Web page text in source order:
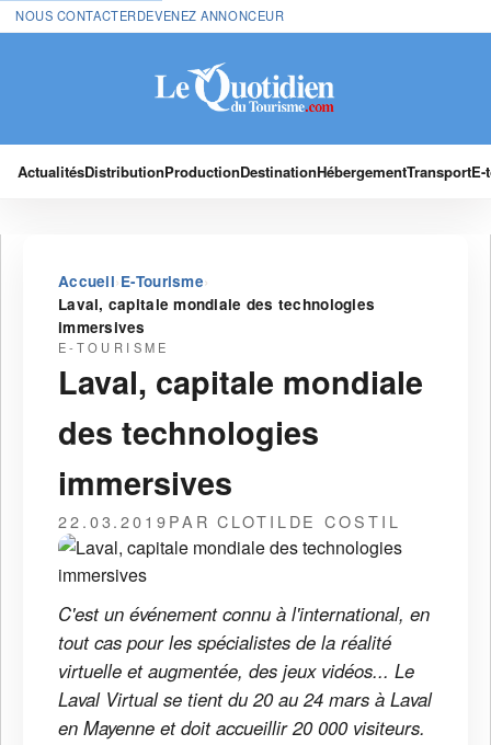
NOUS CONTACTERDEVENEZ ANNONCEUR
ActualitésDistributionProductionDestinationHébergementTransport
Accueil›E-Tourisme›
Laval, capitale mondiale des technologies
immersives
E-TOURISME
Laval, capitale mondiale
des technologies
immersives
22.03.2019PAR CLOTILDE COSTIL
C'est un événement connu à l'international, en
tout cas pour les spécialistes de la réalité
virtuelle et augmentée, des jeux vidéos... Le
Laval Virtual se tient du 20 au 24 mars à Laval
en Mayenne et doit accueillir 20 000 visiteurs.